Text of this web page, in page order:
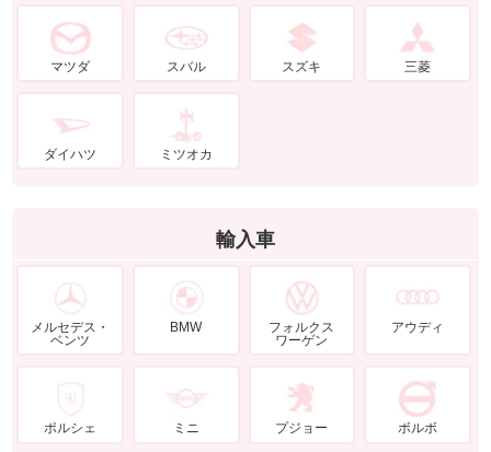
マツダ スバル スズキ 三菱
ダイハツ ミツオカ
輸入車
メルセデス・
ベンツ
BMW
フォルクス
ワーゲン
アウディ
ポルシェ ミニ プジョー ボルボ